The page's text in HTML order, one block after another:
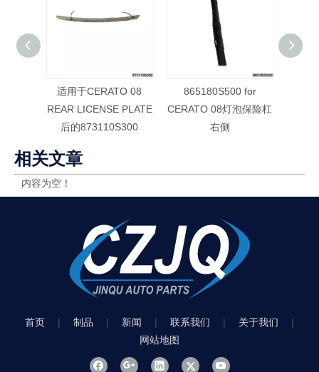
适用于CERATO 08
REAR LICENSE PLATE
后的873110S300
865180S500 for
CERATO 08灯泡保险杠
右侧
相关文章
内容为空！
首页 | 制品 | 新闻 | 联系我们 | 关于我们
|
网站地图